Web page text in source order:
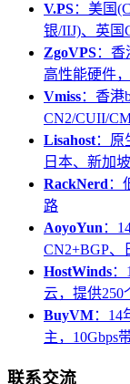
V.PS：美国
银/IIJ)、英国
ZgoVPS：
高性能硬件
Vmiss：香港
CN2/CUII/
Lisahost：原
日本、新加
RackNerd：
路
AoyoYun：
CN2+BGP、
HostWinds
云，提供250
BuyVM：14
主，10Gbps
联系交流